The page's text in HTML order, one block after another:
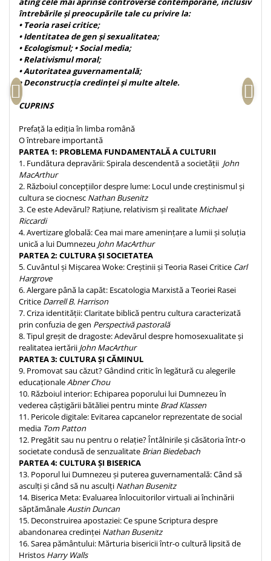
Despre afaceri
Dezvoltare personala
Leadership
Mediu
Sanatate / nutritie
întrebările și preocupările tale cu privire la:
• Teoria rasei critice;
• Identitatea de gen și sexualitatea;
• Ecologismul; • Social media;
• Relativismul moral;
• Autoritatea guvernamentală;
• Deconstrucția credinței și multe altele.
CUPRINS
Prefață la ediția în limba română
O întrebare importantă
PARTEA 1: PROBLEMA FUNDAMENTALĂ A CULTURII
1. Fundătura depravării: Spirala descendentă a societății John
MacArthur
2. Războiul concepțiilor despre lume: Locul unde creștinismul și
cultura se ciocnesc Nathan Busenitz
3. Ce este Adevărul? Rațiune, relativism și realitate Michael
Riccardi
4. Avertizare globală: Cea mai mare amenințare a lumii și soluția
unică a lui Dumnezeu John MacArthur
PARTEA 2: CULTURA ȘI SOCIETATEA
5. Cuvântul și Mișcarea Woke: Creștinii și Teoria Rasei Critice Carl
Hargrove
6. Alergare până la capăt: Escatologia Marxistă a Teoriei Rasei
Critice Darrell B. Harrison
7. Criza identității: Claritate biblică pentru cultura caracterizată
prin confuzia de gen Perspectivă pastorală
8. Tipul greșit de dragoste: Adevărul despre homosexualitate și
realitatea iertării John MacArthur
PARTEA 3: CULTURA ȘI CĂMINUL
9. Promovat sau căzut? Gândind critic în legătură cu alegerile
educaționaleAbner Chou
10. Războiul interior: Echiparea poporului lui Dumnezeu în
vederea câștigării bătăliei pentru minte Brad Klassen
11. Pericole digitale: Evitarea capcanelor reprezentate de social
media Tom Patton
12. Pregătit sau nu pentru o relație? Întâlnirile și căsătoria într-o
societate condusă de senzualitate Brian Biedebach
PARTEA 4: CULTURA ȘI BISERICA
13. Poporul lui Dumnezeu și puterea guvernamentală: Când să
asculți și când să nu asculți Nathan Busenitz
14. Biserica Meta: Evaluarea înlocuitorilor virtuali ai închinării
săptămânaleAustin Duncan
15. Deconstruirea apostaziei: Ce spune Scriptura despre
abandonarea credinței Nathan Busenitz
16. Sarea pământului: Mărturia bisericii într-o cultură lipsită de
Hristos Harry Walls